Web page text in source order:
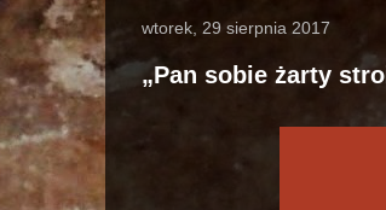
wtorek, 29 sierpnia 2017
„Pan sobie żarty